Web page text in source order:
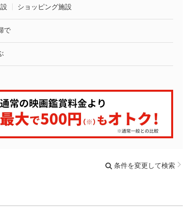
ショッピング施設
で
条件を変更して検索